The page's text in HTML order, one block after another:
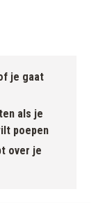
je gaat
als je
poepen
over je